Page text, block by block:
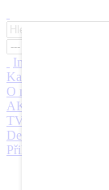
Inzerce
Kariérní poradenství
O nás
AKADEMIE
TV
DentalJobs.cz
Přihlásit